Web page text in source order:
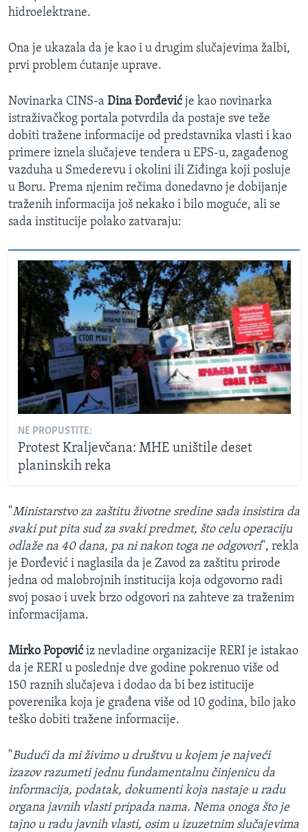
hidroelektrane.
Ona je ukazala da je kao i u drugim slučajevima žalbi,
prvi problem ćutanje uprave.
Novinarka CINS-a Dina Đorđevićje kao novinarka
istraživačkog portala potvrdila da postaje sve teže
dobiti tražene informacije od predstavnika vlasti i kao
primere iznela slučajeve tendera u EPS-u, zagađenog
vazduha u Smederevu i okolini ili Ziđinga koji posluje
u Boru. Prema njenim rečima donedavno je dobijanje
traženih informacija još nekako i bilo moguće, ali se
sada institucije polako zatvaraju:
NE PROPUSTITE:
Protest Kraljevčana: MHE uništile deset
planinskih reka
"Ministarstvo za zaštitu životne sredine sada insistira da
svaki put pita sud za svaki predmet, što celu operaciju
odlaže na 40 dana, pa ni nakon toga ne odgovori", rekla
je Đorđević i naglasila da je Zavod za zaštitu prirode
jedna od malobrojnih institucija koja odgovorno radi
svoj posao i uvek brzo odgovori na zahteve za traženim
informacijama.
Mirko Popovićiz nevladine organizacije RERI je istakao
da je RERI u poslednje dve godine pokrenuo više od
150 raznih slučajeva i dodao da bi bez istitucije
poverenika koja je građena više od 10 godina, bilo jako
teško dobiti tražene informacije.
"Budući da mi živimo u društvu u kojem je najveći
izazov razumeti jednu fundamentalnu činjenicu da
informacija, podatak, dokumenti koja nastaje u radu
organa javnih vlasti pripada nama. Nema onoga što je
tajno u radu javnih vlasti, osim u izuzetnim slučajevima